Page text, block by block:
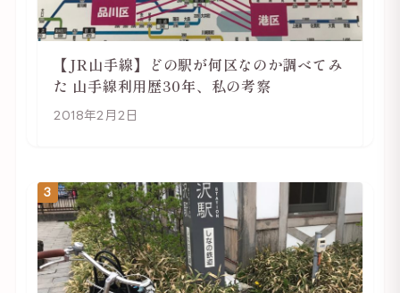
【JR山手線】どの駅が何区なのか調べてみ
た 山手線利用歴30年、私の考察
2018年2月2日
3